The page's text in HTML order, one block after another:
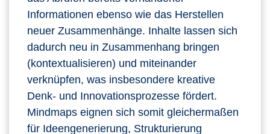
Informationen ebenso wie das Herstellen
neuer Zusammenhänge. Inhalte lassen sich
dadurch neu in Zusammenhang bringen
(kontextualisieren) und miteinander
verknüpfen, was insbesondere kreative
Denk‑ und Innovationsprozesse fördert.
Mindmaps eignen sich somit gleichermaßen
für Ideengenerierung, Strukturierung